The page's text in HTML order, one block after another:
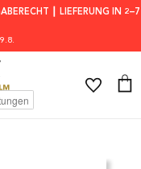
┃ LIEFERUNG IN 2–7